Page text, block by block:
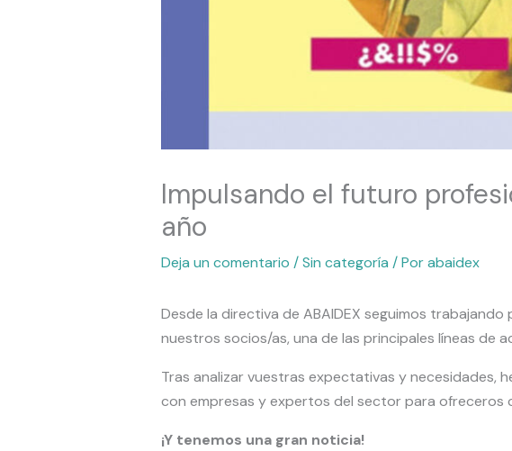
Impulsando el futuro
año
Deja un comentario /Sin categoría / Porabaidex
Desde la directiva de ABAIDEX seguimos
nuestros socios/as, una de las principales líneas de
Tras analizar vuestras expectativas y necesidades,
con empresas y expertos del sector para ofreceros
¡Y tenemos una gran noticia!